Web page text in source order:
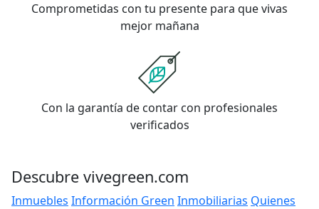
Comprometidas con tu presente para que vivas
mejor mañana
Con la garantía de contar con profesionales
verificados
Descubre vivegreen.com
Inmuebles Información Green Inmobiliarias Quienes